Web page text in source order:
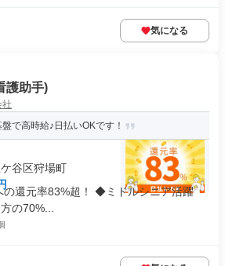
気になる
護助手)
で高時給♪日払いOKです！
谷区狩場町
還元率83%超！ ◆ミドルシニア活躍
の70%...